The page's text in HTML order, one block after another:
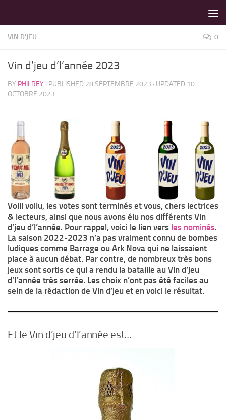
VIN D'JEU 0
Vin d’jeu d’l’année 2023
BY PHILREY · PUBLISHED 28 SEPTEMBRE 2023 · UPDATED 10
OCTOBRE 2023
Voili voilu, les votes sont terminés et vous, chers lectrices
& lecteurs, ainsi que nous avons élu nos différents Vin
d’jeu d’l’année. Pour rappel, voici le lien vers les nominés.
La saison 2022-2023 n’a pas vraiment connu de bombes
ludiques comme Barrage ou Ark Nova qui ne laissaient
place à aucun débat. Par contre, de nombreux très bons
jeux sont sortis ce qui a rendu la bataille au Vin d’jeu
d’l’année très serrée. Les choix n’ont pas été faciles au
sein de la rédaction de Vin d’jeu et en voici le résultat.
Et le Vin d’jeu d’l’année est…